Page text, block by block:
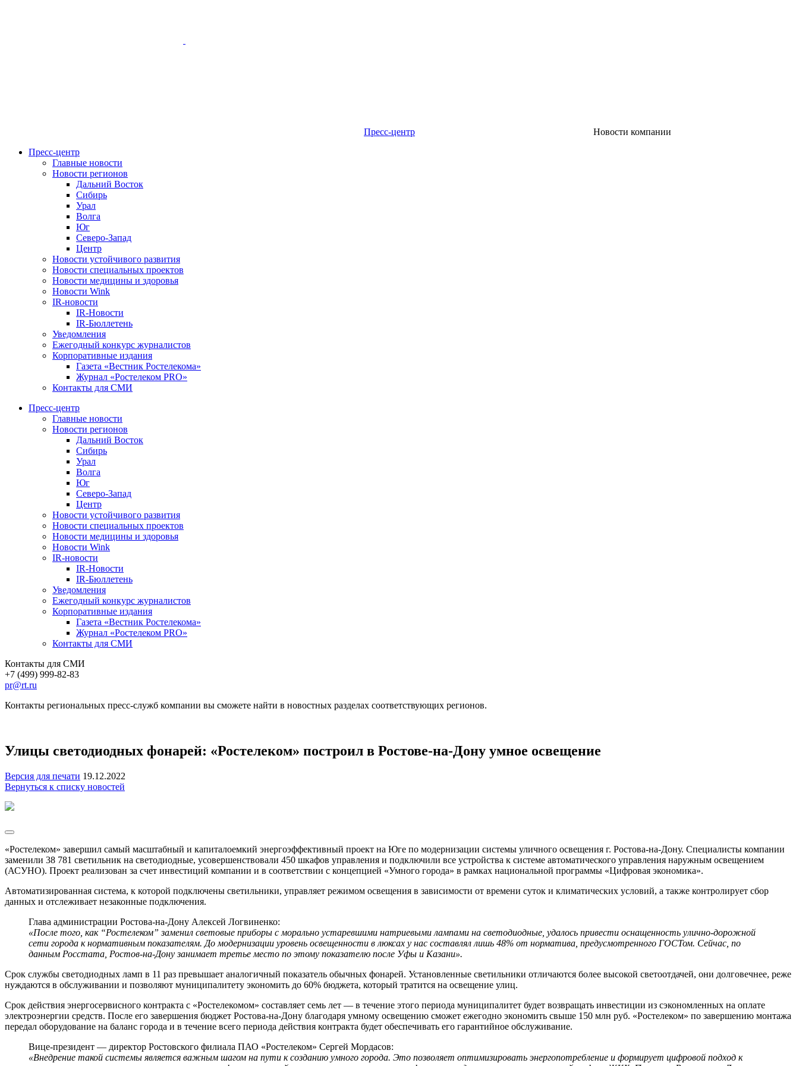
Пресс-центр
Новости компании
Пресс-центр
Главные новости
Новости регионов
Дальний Восток
Сибирь
Урал
Волга
Юг
Северо-Запад
Центр
Новости устойчивого развития
Новости специальных проектов
Новости медицины и здоровья
Новости Wink
IR-новости
IR-Новости
IR-Бюллетень
Уведомления
Ежегодный конкурс журналистов
Корпоративные издания
Газета «Вестник Ростелекома»
Журнал «Ростелеком PRO»
Контакты для СМИ
Пресс-центр
Главные новости
Новости регионов
Дальний Восток
Сибирь
Урал
Волга
Юг
Северо-Запад
Центр
Новости устойчивого развития
Новости специальных проектов
Новости медицины и здоровья
Новости Wink
IR-новости
IR-Новости
IR-Бюллетень
Уведомления
Ежегодный конкурс журналистов
Корпоративные издания
Газета «Вестник Ростелекома»
Журнал «Ростелеком PRO»
Контакты для СМИ
Контакты для СМИ
+7 (499) 999-82-83
pr@rt.ru
Контакты региональных пресс-служб компании вы сможете найти в новостных разделах соответствующих регионов.
Улицы светодиодных фонарей: «Ростелеком» построил в Ростове-на-Дону умное освещение
Версия для печати 19.12.2022
Вернуться к списку новостей
«Ростелеком» завершил самый масштабный и капиталоемкий энергоэффективный проект на Юге по модернизации системы уличного освещения г. Ростова-на-Дону. Специалисты компании
заменили 38 781 светильник на светодиодные, усовершенствовали 450 шкафов управления и подключили все устройства к системе автоматического управления наружным освещением
(АСУНО). Проект реализован за счет инвестиций компании и в соответствии с концепцией «Умного города» в рамках национальной программы «Цифровая экономика».
Автоматизированная система, к которой подключены светильники, управляет режимом освещения в зависимости от времени суток и климатических условий, а также контролирует сбор
данных и отслеживает незаконные подключения.
Глава администрации Ростова-на-Дону Алексей Логвиненко:
«После того, как “Ростелеком” заменил световые приборы с морально устаревшими натриевыми лампами на светодиодные, удалось привести оснащенность улично-дорожной
сети города к нормативным показателям. До модернизации уровень освещенности в люксах у нас составлял лишь 48% от норматива, предусмотренного ГОСТом. Сейчас, по
данным Росстата, Ростов-на-Дону занимает третье место по этому показателю после Уфы и Казани».
Срок службы светодиодных ламп в 11 раз превышает аналогичный показатель обычных фонарей. Установленные светильники отличаются более высокой светоотдачей, они долговечнее, реже
нуждаются в обслуживании и позволяют муниципалитету экономить до 60% бюджета, который тратится на освещение улиц.
Срок действия энергосервисного контракта с «Ростелекомом» составляет семь лет — в течение этого периода муниципалитет будет возвращать инвестиции из сэкономленных на оплате
электроэнергии средств. После его завершения бюджет Ростова-на-Дону благодаря умному освещению сможет ежегодно экономить свыше 150 млн руб. «Ростелеком» по завершению монтажа
передал оборудование на баланс города и в течение всего периода действия контракта будет обеспечивать его гарантийное обслуживание.
Вице-президент — директор Ростовского филиала ПАО «Ростелеком» Сергей Мордасов:
«Внедрение такой системы является важным шагом на пути к созданию умного города. Это позволяет оптимизировать энергопотребление и формирует цифровой подход к